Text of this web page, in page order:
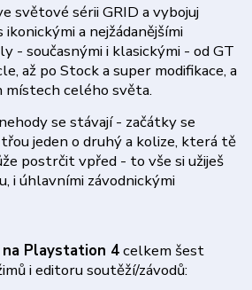
světové sérii GRID a vybojuj
a nejžádanějšími
- současnými i klasickými - od GT
až po Stock a super modifikace, a
místech celého světa.
se stávají - začátky se
jeden o druhý a kolize, která tě
postrčit vpřed - to vše si užiješ
i úhlavními závodnickými
na Playstation 4celkem šest
i editoru soutěží/závodů: